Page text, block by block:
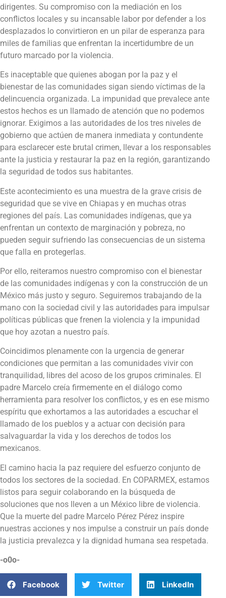
dirigentes. Su compromiso con la mediación en los
conflictos locales y su incansable labor por defender a los
desplazados lo convirtieron en un pilar de esperanza para
miles de familias que enfrentan la incertidumbre de un
futuro marcado por la violencia.
Es inaceptable que quienes abogan por la paz y el
bienestar de las comunidades sigan siendo víctimas de la
delincuencia organizada. La impunidad que prevalece ante
estos hechos es un llamado de atención que no podemos
ignorar. Exigimos a las autoridades de los tres niveles de
gobierno que actúen de manera inmediata y contundente
para esclarecer este brutal crimen, llevar a los responsables
ante la justicia y restaurar la paz en la región, garantizando
la seguridad de todos sus habitantes.
Este acontecimiento es una muestra de la grave crisis de
seguridad que se vive en Chiapas y en muchas otras
regiones del país. Las comunidades indígenas, que ya
enfrentan un contexto de marginación y pobreza, no
pueden seguir sufriendo las consecuencias de un sistema
que falla en protegerlas.
Por ello, reiteramos nuestro compromiso con el bienestar
de las comunidades indígenas y con la construcción de un
México más justo y seguro. Seguiremos trabajando de la
mano con la sociedad civil y las autoridades para impulsar
políticas públicas que frenen la violencia y la impunidad
que hoy azotan a nuestro país.
Coincidimos plenamente con la urgencia de generar
condiciones que permitan a las comunidades vivir con
tranquilidad, libres del acoso de los grupos criminales. El
padre Marcelo creía firmemente en el diálogo como
herramienta para resolver los conflictos, y es en ese mismo
espíritu que exhortamos a las autoridades a escuchar el
llamado de los pueblos y a actuar con decisión para
salvaguardar la vida y los derechos de todos los
mexicanos.
El camino hacia la paz requiere del esfuerzo conjunto de
todos los sectores de la sociedad. En COPARMEX, estamos
listos para seguir colaborando en la búsqueda de
soluciones que nos lleven a un México libre de violencia.
Que la muerte del padre Marcelo Pérez Pérez inspire
nuestras acciones y nos impulse a construir un país donde
la justicia prevalezca y la dignidad humana sea respetada.
-o0o-
Facebook Twitter LinkedIn